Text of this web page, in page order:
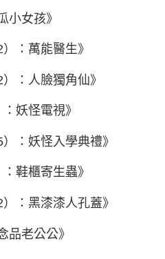
小女孩》
：萬能醫生》
：人臉獨角仙》
妖怪電視》
：妖怪入學典禮》
鞋櫃寄生蟲》
：黑漆漆人孔蓋》
品老公公》